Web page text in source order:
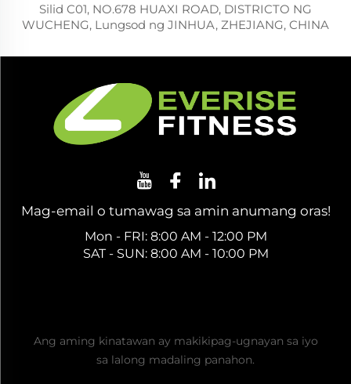
Silid C01, NO.678 HUAXI ROAD, DISTRICTO NG
WUCHENG, Lungsod ng JINHUA, ZHEJIANG, CHINA
Mag-email o tumawag sa amin anumang oras!
Mon - FRI: 8:00 AM - 12:00 PM
SAT - SUN: 8:00 AM - 10:00 PM
Ang aming kinatawan ay makikipag-ugnayan sa iyo
sa lalong madaling panahon.